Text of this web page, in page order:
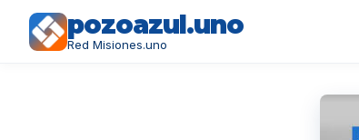
pozoazul.uno
Red Misiones.uno